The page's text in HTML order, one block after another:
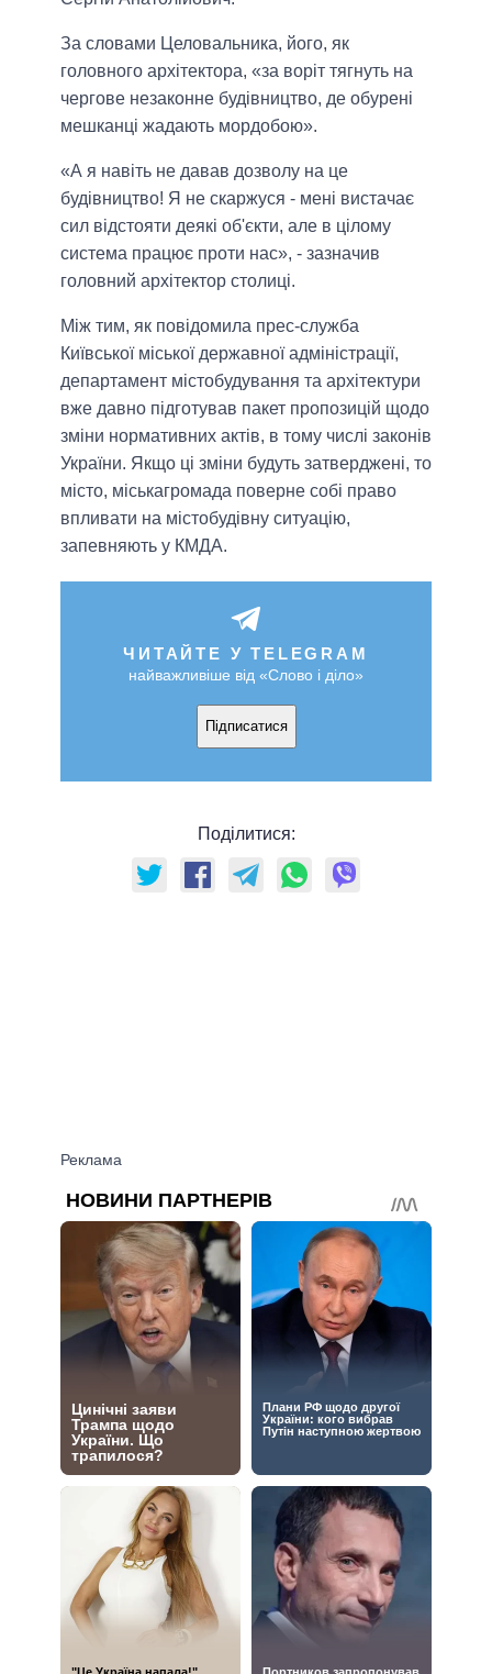
За словами Целовальника, його, як
головного архітектора, «за воріт тягнуть на
чергове незаконне будівництво, де обурені
мешканці жадають мордобою».
«А я навіть не давав дозволу на це
будівництво! Я не скаржуся - мені вистачає
сил відстояти деякі об'єкти, але в цілому
система працює проти нас», - зазначив
головний архітектор столиці.
Між тим, як повідомила прес-служба
Київської міської державної адміністрації,
департамент містобудування та архітектури
вже давно підготував пакет пропозицій щодо
зміни нормативних актів, в тому числі законів
України. Якщо ці зміни будуть затверджені, то
місто, міськагромада поверне собі право
впливати на містобудівну ситуацію,
запевняють у КМДА.
ЧИТАЙТЕ У TELEGRAM
найважливіше від «Слово і діло»
Підписатися
Поділитися: